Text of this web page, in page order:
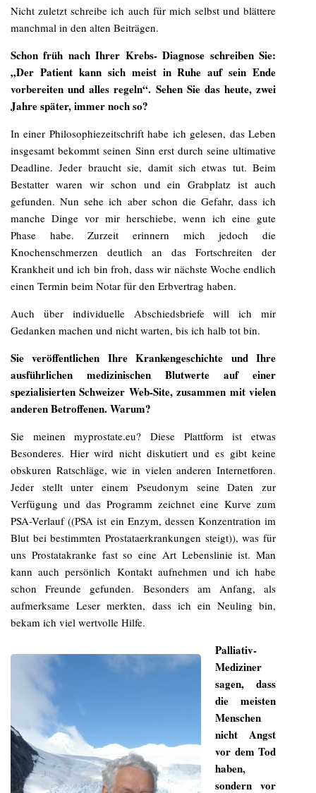
Nicht zuletzt schreibe ich auch für mich selbst und blättere
manchmal in den alten Beiträgen.
Schon früh nach Ihrer Krebs- Diagnose schreiben Sie:
„Der Patient kann sich meist in Ruhe auf sein Ende
vorbereiten und alles regeln“. Sehen Sie das heute, zwei
Jahre später, immer noch so?
In einer Philosophiezeitschrift habe ich gelesen, das Leben
insgesamt bekommt seinen Sinn erst durch seine ultimative
Deadline. Jeder braucht sie, damit sich etwas tut. Beim
Bestatter waren wir schon und ein Grabplatz ist auch
gefunden. Nun sehe ich aber schon die Gefahr, dass ich
manche Dinge vor mir herschiebe, wenn ich eine gute
Phase habe. Zurzeit erinnern mich jedoch die
Knochenschmerzen deutlich an das Fortschreiten der
Krankheit und ich bin froh, dass wir nächste Woche endlich
einen Termin beim Notar für den Erbvertrag haben.
Auch über individuelle Abschiedsbriefe will ich mir
Gedanken machen und nicht warten, bis ich halb tot bin.
Sie veröffentlichen Ihre Krankengeschichte und Ihre
ausführlichen medizinischen Blutwerte auf einer
spezialisierten Schweizer Web-Site, zusammen mit vielen
anderen Betroffenen. Warum?
Sie meinen myprostate.eu? Diese Plattform ist etwas
Besonderes. Hier wird nicht diskutiert und es gibt keine
obskuren Ratschläge, wie in vielen anderen Internetforen.
Jeder stellt unter einem Pseudonym seine Daten zur
Verfügung und das Programm zeichnet eine Kurve zum
PSA-Verlauf ((PSA ist ein Enzym, dessen Konzentration im
Blut bei bestimmten Prostataerkrankungen steigt)), was für
uns Prostatakranke fast so eine Art Lebenslinie ist. Man
kann auch persönlich Kontakt aufnehmen und ich habe
schon Freunde gefunden. Besonders am Anfang, als
aufmerksame Leser merkten, dass ich ein Neuling bin,
bekam ich viel wertvolle Hilfe.
Palliativ-
Mediziner
sagen, dass
die meisten
Menschen
nicht Angst
vor dem Tod
haben,
sondern vor